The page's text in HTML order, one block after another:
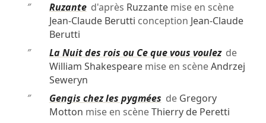
″
Ruzanted'après Ruzzantemise en scène
Jean-Claude Berutti conception Jean-Claude
Berutti
″
La Nuit des rois ou Ce que vous voulezde
William Shakespearemise en scèneAndrzej
Seweryn
″
Gengis chez les pygmées de Gregory
Motton mise en scèneThierry de Peretti